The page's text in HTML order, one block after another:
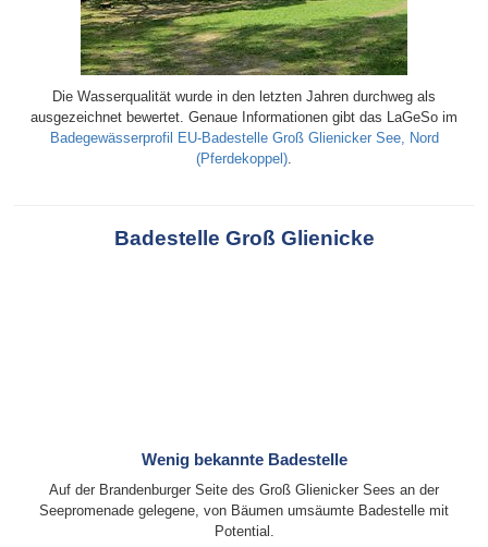
Die Wasserqualität wurde in den letzten Jahren durchweg als
ausgezeichnet bewertet. Genaue Informationen gibt das LaGeSo im
Badegewässerprofil EU-Badestelle Groß Glienicker See, Nord
(Pferdekoppel)
Badestelle Groß Glienicke
Wenig bekannte Badestelle
Auf der Brandenburger Seite des Groß Glienicker Sees an der
Seepromenade gelegene, von Bäumen umsäumte Badestelle mit
Potential.